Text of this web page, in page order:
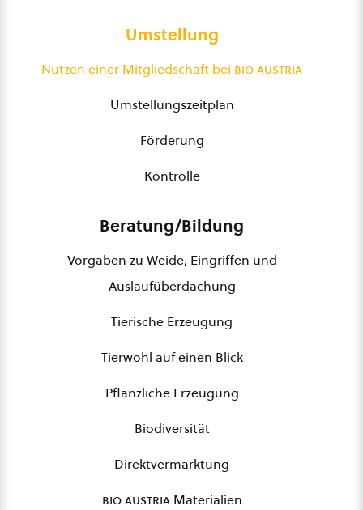
Umstellung
Nutzen einer Mitgliedschaft bei bio austria
Umstellungszeitplan
Förderung
Kontrolle
Beratung/Bildung
Vorgaben zu Weide, Eingriffen und
Auslaufüberdachung
Tierische Erzeugung
Tierwohl auf einen Blick
Pflanzliche Erzeugung
Biodiversität
Direktvermarktung
bio austriaMaterialien